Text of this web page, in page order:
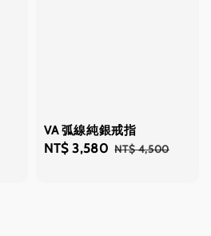
VA 弧線純銀戒指
Sale
NT$ 3,580 Regular
NT$ 4,500